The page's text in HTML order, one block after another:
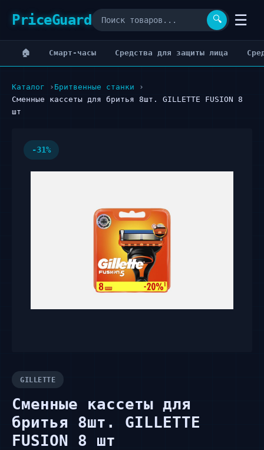
PriceGuard 🔍 ☰
🏠 Cмарт-часы Cредства для защиты лица
Каталог
Бритвенные станки
Сменные кассеты для бритья 8шт. GILLETTE FUSION 8
шт
-31%
GILLETTE
Сменные кассеты для
бритья 8шт. GILLETTE
FUSION 8 шт